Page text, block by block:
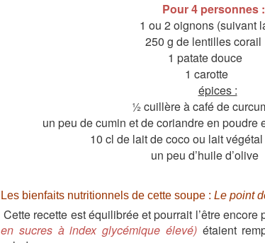
Pour 4 personnes :
1 ou 2 oignons (suivant
250 g de lentilles corail
1 patate douce
1 carotte
épices :
½ cuillère à café de
un peu de cumin et de coriandre en poudre
10 cl de lait de coco ou lait
un peu d’huile d’olive
Les bienfaits nutritionnels de cette soupe : Le point
Cette recette est équilibrée et pourrait l’être encore
en sucres à index glycémique élevé)étaient